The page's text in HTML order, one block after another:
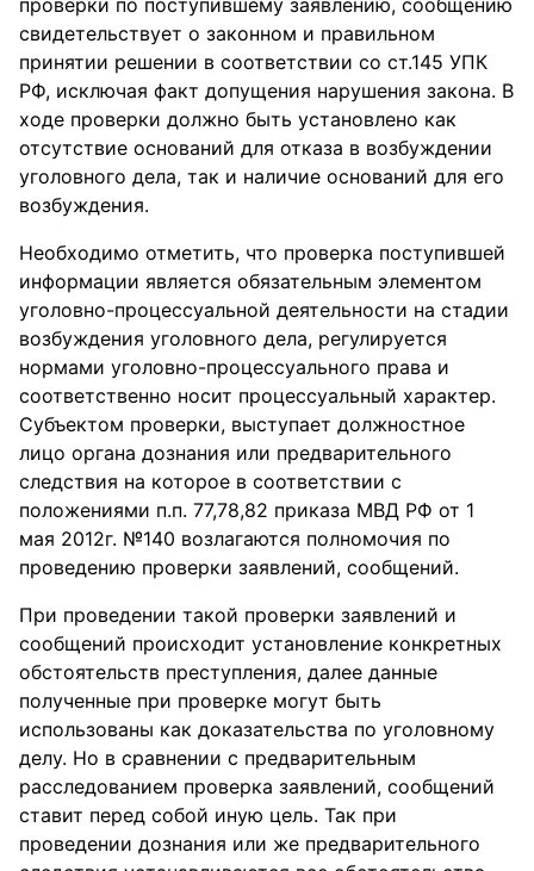
проверки по поступившему заявлению, сообщению
свидетельствует о законном и правильном
принятии решении в соответствии со ст.145 УПК
РФ, исключая факт допущения нарушения закона. В
ходе проверки должно быть установлено как
отсутствие оснований для отказа в возбуждении
уголовного дела, так и наличие оснований для его
возбуждения.
Необходимо отметить, что проверка поступившей
информации является обязательным элементом
уголовно-процессуальной деятельности на стадии
возбуждения уголовного дела, регулируется
нормами уголовно-процессуального права и
соответственно носит процессуальный характер.
Субъектом проверки, выступает должностное
лицо органа дознания или предварительного
следствия на которое в соответствии с
положениями п.п. 77,78,82 приказа МВД РФ от 1
мая 2012г. №140 возлагаются полномочия по
проведению проверки заявлений, сообщений.
При проведении такой проверки заявлений и
сообщений происходит установление конкретных
обстоятельств преступления, далее данные
полученные при проверке могут быть
использованы как доказательства по уголовному
делу. Но в сравнении с предварительным
расследованием проверка заявлений, сообщений
ставит перед собой иную цель. Так при
проведении дознания или же предварительного